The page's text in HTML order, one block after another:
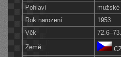
Pohlaví
mužské
Rok narození
1953
Věk
Země